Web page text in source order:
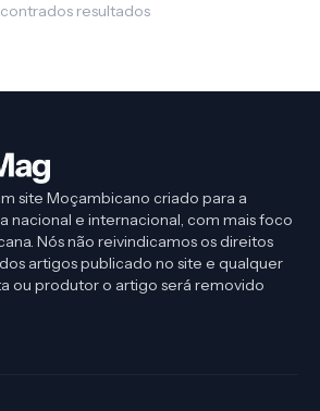
resultados
site Moçambicano criado para a
nacional e internacional, com mais foco
Nós não reivindicamos os direitos
artigos publicado no site e qualquer
ou produtor o artigo será removido